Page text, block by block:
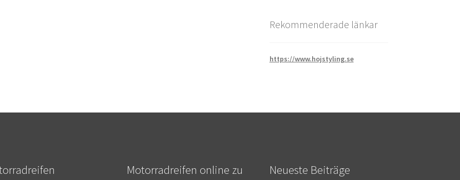
Rekommenderade länkar
https://www.hojstyling.se
Motorradreifen online zu
Neueste Beiträge